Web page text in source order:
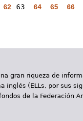
62 63 64 65 66
gran riqueza de
(ELLs, por sus
de la Federación